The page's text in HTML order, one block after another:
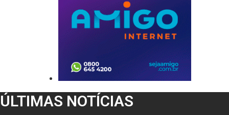
ÚLTIMAS NOTÍCIAS